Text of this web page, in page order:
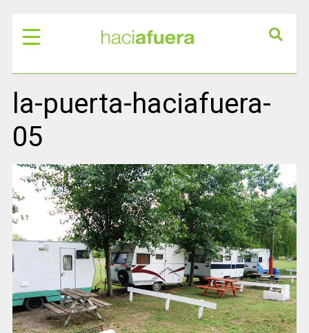
la-puerta-haciafuera-
05